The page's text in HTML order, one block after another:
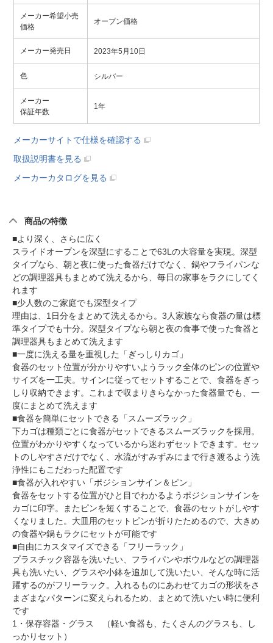
メーカー希望小売
価格
オープン価格
メーカー発売日 2023年5月10日
色 シルバー
メーカー
保証年数
1年
メーカーサイトで仕様を確認する
取扱説明書を見る
メーカーカタログを見る
商品の特徴
■より深く、さらに広く
スライドオープンを深型にすることで63Lの大容量を実現。深型
タイプなら、朝と夜に使った食器だけでなく、鍋やフライパンな
どの調理器具もまとめて洗えるから、毎日の家事をラクにしてく
れます
■少人数のご家庭でも深型タイプ
理由は、1日分をまとめて洗えるから。3人家族なら食器の量は標
準タイプでも十分。深型タイプなら朝と夜の食事で使った食器と
調理器具もまとめて洗えます
■一度に洗える量を重視した「ぎっしりカゴ」
食器のセット位置が分かりやすいようラック全体のピンの位置や
サイズを一工夫。サインに従ってセットすることで、食器をぎっ
しり収納できます。これまで収まりきらなかった食器量でも、一
度にまとめて洗えます
■食器を簡単にセットできる「スムーズラック」
下カゴは種類ごとに食器がセットできるスムーズラックを採用。
位置がわかりやすくなっているから迷わずセットできます。セッ
トのしやすさだけでなく、水流がすみずみにまで行き渡るよう洗
浄性にもこだわった配置です
■食器が入れやすい「ポジションサイン＆ピン」
食器をセットする位置がひと目でわかるようポジションサインを
カゴに印字。またピンを短くすることで、食器のセットがしやす
くなりました。大皿用のセットピンが折りたためるので、大きめ
の食器や鍋もラクにセットが可能です
■自由にカスタマイズできる「フリーラック」
プラスチック容器を洗いたい、フライパンやボウルなどの調理器
具も洗いたい、グラスや小鉢を追加して洗いたい、そんな時に活
躍するのがフリーラック。入れるものにあわせてカゴの形状をさ
まざまなパターンに変えられるため、まとめて洗いたい時に便利
です
1・保存容器・グラス （軽い食器も、たくさんのグラスも、し
っかりセット）